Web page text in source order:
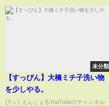
未分類
【すっぴん】大橋ミチ子洗い物
を少しやる。
びっくえんじぇるYouTubeのチャンネル